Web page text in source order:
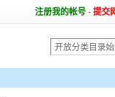
注册我的帐号 - 提交